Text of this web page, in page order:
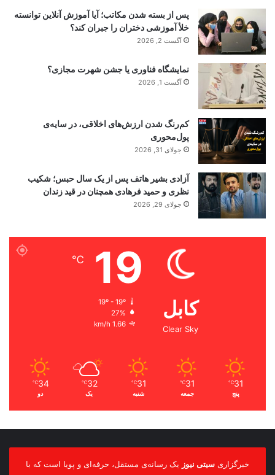
پس از بسته شدن مکاتب؛ آیا آموزش آنلاین توانسته
خلأ آموزشی دختران را جبران کند؟
آگست 2, 2026
نمایشگاه فناوری یا جشن شهرت مجازی؟
آگست 1, 2026
کم‌رنگ شدن ارزش‌های اخلاقی، در سایه‌ی
پول‌محوری
جولای 31, 2026
آزادی بشیر هاتف پس از یک سال حبس؛ شکیب
نظری و حمید فرهادی همچنان در قید زندان
جولای 29, 2026
کابل
Clear Sky
19
℃
19º - 19º
27%
1.66 km/h
31
℃
پنج
31
℃
جمعه
31
℃
شنبه
32
℃
یک
34
℃
دو
خبرگزاری سیتی نیوز یک رسانه‌ی مستقل، حرفه‌ای و پویا است که با